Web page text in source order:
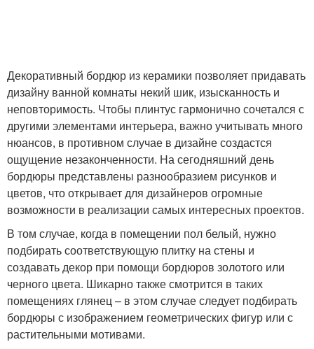
Декоративный бордюр из керамики позволяет придавать
дизайну ванной комнаты некий шик, изысканность и
неповторимость. Чтобы плинтус гармонично сочетался с
другими элементами интерьера, важно учитывать много
нюансов, в противном случае в дизайне создастся
ощущение незаконченности. На сегодняшний день
бордюры представлены разнообразием рисунков и
цветов, что открывает для дизайнеров огромные
возможности в реализации самых интересных проектов.
В том случае, когда в помещении пол белый, нужно
подбирать соответствующую плитку на стены и
создавать декор при помощи бордюров золотого или
черного цвета. Шикарно также смотрится в таких
помещениях глянец – в этом случае следует подбирать
бордюры с изображением геометрических фигур или с
растительными мотивами.